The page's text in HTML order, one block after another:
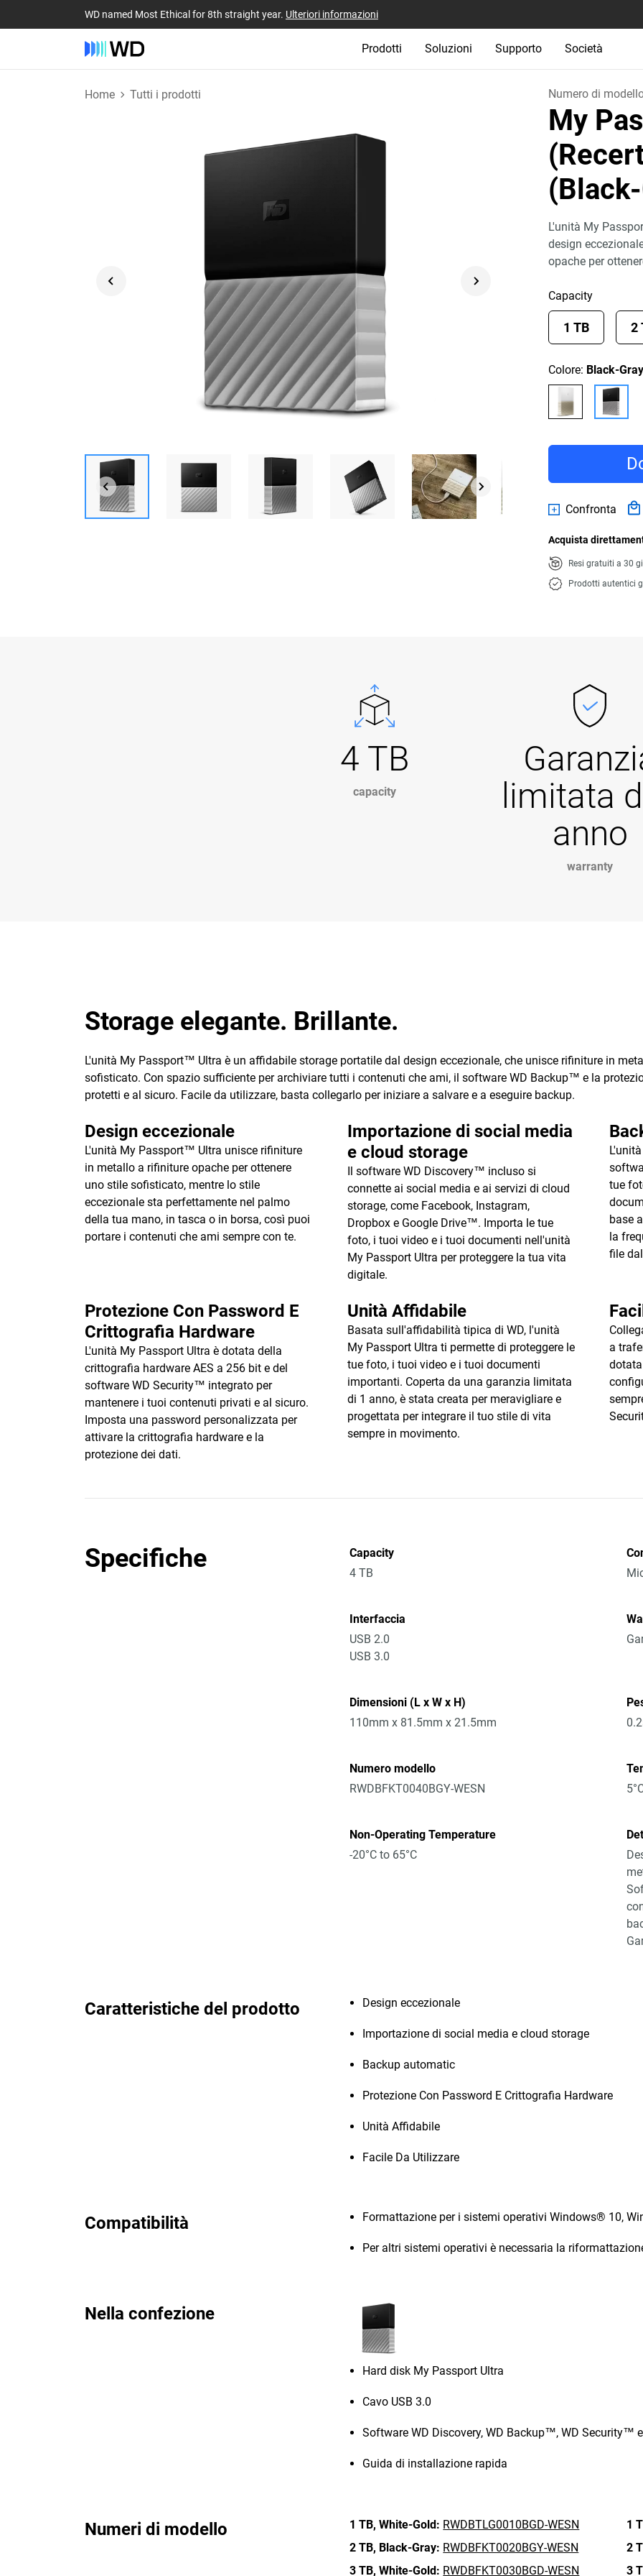
WD named Most Ethical for 8th straight year. Ulteriori informazioni
Prodotti Soluzioni Supporto Società
Home Tutti i prodotti Numero di
My
L'unità My
design
opache per
Capacity
1 TB 2
Colore: Black-Gray
Confronta
Acquista
Resi gratuiti a 30
Prodotti autentici
4 TB
capacity
limitata
anno
warranty
Storage elegante. Brillante.
L'unità My Passport™ Ultra è un affidabile storage portatile dal design eccezionale, che unisce rifiniture in
sofisticato. Con spazio sufficiente per archiviare tutti i contenuti che ami, il software WD Backup™ e la
protetti e al sicuro. Facile da utilizzare, basta collegarlo per iniziare a salvare e a eseguire backup.
Design eccezionale
L'unità My Passport™ Ultra unisce rifiniture
in metallo a rifiniture opache per ottenere
uno stile sofisticato, mentre lo stile
eccezionale sta perfettamente nel palmo
della tua mano, in tasca o in borsa, così puoi
portare i contenuti che ami sempre con te.
Importazione di social media
e cloud storage
Il software WD Discovery™ incluso si
connette ai social media e ai servizi di cloud
storage, come Facebook, Instagram,
Dropbox e Google Drive™. Importa le tue
foto, i tuoi video e i tuoi documenti nell'unità
My Passport Ultra per proteggere la tua vita
digitale.
tue
base
la
file
Protezione Con Password E
Crittografia Hardware
L'unità My Passport Ultra è dotata della
crittografia hardware AES a 256 bit e del
software WD Security™ integrato per
mantenere i tuoi contenuti privati e al sicuro.
Imposta una password personalizzata per
attivare la crittografia hardware e la
protezione dei dati.
Unità Affidabile
Basata sull'affidabilità tipica di WD, l'unità
My Passport Ultra ti permette di proteggere le
tue foto, i tuoi video e i tuoi documenti
importanti. Coperta da una garanzia limitata
di 1 anno, è stata creata per meravigliare e
progettata per integrare il tuo stile di vita
sempre in movimento.
a
Specifiche
Capacity
4 TB
Interfaccia
USB 2.0
USB 3.0
Dimensioni (L x W x H)
110mm x 81.5mm x 21.5mm
Numero modello
RWDBFKT0040BGY-WESN
Non-Operating Temperature
-20°C to 65°C
Caratteristiche del prodotto Design eccezionale
Importazione di social media e cloud storage
Backup automatic
Protezione Con Password E Crittografia Hardware
Unità Affidabile
Facile Da Utilizzare
Compatibilità Formattazione per i sistemi operativi Windows® 10,
Per altri sistemi operativi è necessaria la
Nella confezione
Hard disk My Passport Ultra
Cavo USB 3.0
Software WD Discovery, WD Backup™, WD Security™
Guida di installazione rapida
Numeri di modello 1 TB, White-Gold: RWDBTLG0010BGD-WESN 1
2 TB, Black-Gray: RWDBFKT0020BGY-WESN 2
3 TB, White-Gold: RWDBFKT0030BGD-WESN 3